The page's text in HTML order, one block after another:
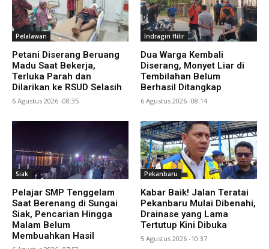
Pelalawan
Petani Diserang Beruang
Madu Saat Bekerja,
Terluka Parah dan
Dilarikan ke RSUD Selasih
6 Agustus 2026 -08:35
Indragiri Hilir
Dua Warga Kembali
Diserang, Monyet Liar di
Tembilahan Belum
Berhasil Ditangkap
6 Agustus 2026 -08:14
Siak
Pelajar SMP Tenggelam
Saat Berenang di Sungai
Siak, Pencarian Hingga
Malam Belum
Membuahkan Hasil
Pekanbaru
Kabar Baik! Jalan Teratai
Pekanbaru Mulai Dibenahi,
Drainase yang Lama
Tertutup Kini Dibuka
5 Agustus 2026 -10:37